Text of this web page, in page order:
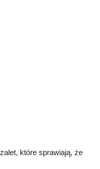
które sprawiają, że